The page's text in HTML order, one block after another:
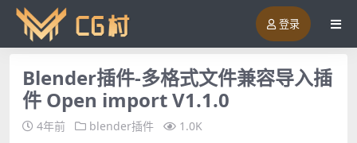
登录
Blender插件-多格式文件兼容导入插
件 Open import V1.1.0
4年前 blender插件 1.0K